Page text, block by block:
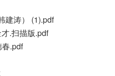
建涛） (1).pdf
.扫描版.pdf
.pdf